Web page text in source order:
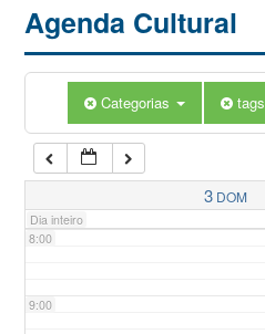
Agenda Cultural
Categorias tags
3 DOM
Dia inteiro
5:00
7:00
8:00
9:00